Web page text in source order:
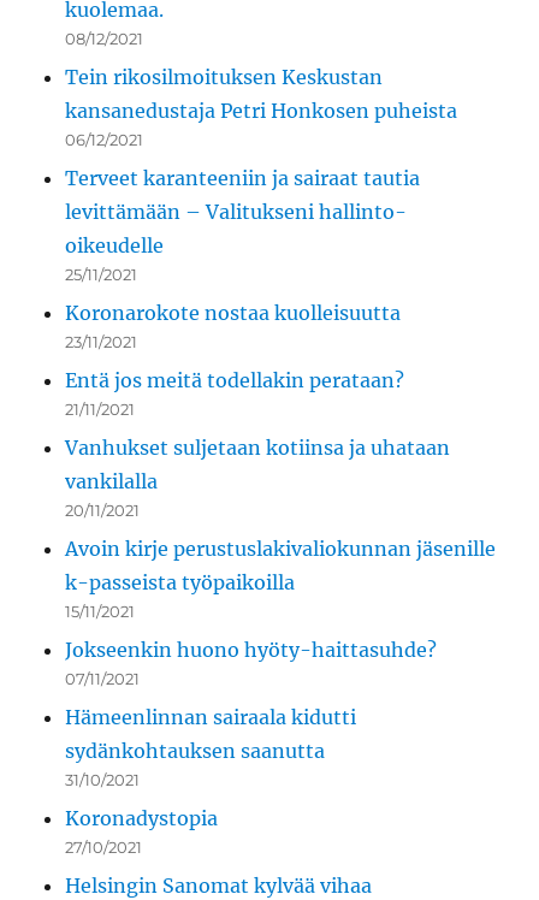
kuolemaa.
08/12/2021
Tein rikosilmoituksen Keskustan
kansanedustaja Petri Honkosen puheista
06/12/2021
Terveet karanteeniin ja sairaat tautia
levittämään – Valitukseni hallinto-
oikeudelle
25/11/2021
Koronarokote nostaa kuolleisuutta
23/11/2021
Entä jos meitä todellakin perataan?
21/11/2021
Vanhukset suljetaan kotiinsa ja uhataan
vankilalla
20/11/2021
Avoin kirje perustuslakivaliokunnan jäsenille
k-passeista työpaikoilla
15/11/2021
Jokseenkin huono hyöty-haittasuhde?
07/11/2021
Hämeenlinnan sairaala kidutti
sydänkohtauksen saanutta
31/10/2021
Koronadystopia
27/10/2021
Helsingin Sanomat kylvää vihaa